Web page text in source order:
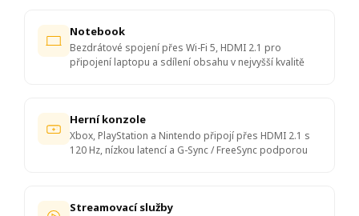
Notebook
Bezdrátové spojení přes Wi-Fi 5, HDMI 2.1 pro
připojení laptopu a sdílení obsahu v nejvyšší kvalitě
Herní konzole
Xbox, PlayStation a Nintendo připojí přes HDMI 2.1 s
120 Hz, nízkou latencí a G-Sync / FreeSync podporou
Streamovací služby